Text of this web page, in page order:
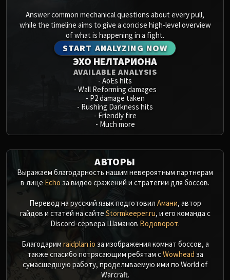
Answer common mechanical questions about every pull,
while the timeline aims to give a concise high-level overview
of what is happening in a fight.
START ANALYZING NOW
ЭХО НЕЛТАРИОНА
AVAILABLE ANALYSIS
- AoEs hits
- Wall Reforming damages
- P2 damage taken
- Rushing Darkness hits
- Friendly fire
- Much more
АВТОРЫ
Выражаем благодарность нашим невероятным партнерам
в лице Echo за видео сражений и стратегии для боссов.
Перевод на русский язык подготовил Амани, автор
гайдов и статей на сайте Stormkeeper.ru, и его команда с
Discord-сервера Шаманов Водоворот.
Благодарим raidplan.io за изображения комнат боссов, а
также спасибо потрясающим ребятам сWowhead за
сумасшедшую работу, проделываемую ими по World of
Warcraft.